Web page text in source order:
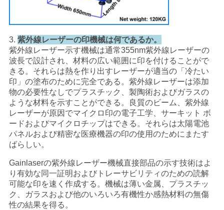
3. 紫外線レーザーの印機械は何であるか。
紫外線レーザー示す機械は通常355nm紫外線レーザーの
波長で設計され、材料の広い範囲に印を付けることがで
きる。それらは熱を作り出すレーザーが適当の「冷たい
印」の塗布のために完全である。紫外線レーザーは添加
物の必要性なしでプラスチック、製陶術およびガラスの
ような材料を示すことができる。良質のビーム、紫外線
レーザーが原因でマイクロ印の電子工学、サーキット ボ
ードおよびマイクロチップはできる。それらは太陽電池
パネルおよび精密な医療機器の印の使用のためにまたす
ばらしい。
Gainlaserの紫外線レーザー機械直接部品の示す技術はよ
り有効な同一証明およびトレーサビリティのための読解
可能な印を速く作成する。機械は薄い金属、プラスチッ
ク、ガラスおよび他のいろいろ有機性か感熱材料の無傷
性の結果を得る。